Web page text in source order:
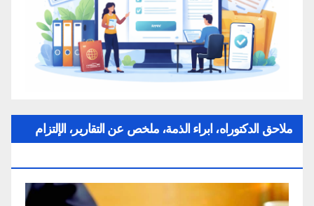
ملاحق الدكتوراه، ابراء الذمة، ملخص عن التقارير، الإلتزام